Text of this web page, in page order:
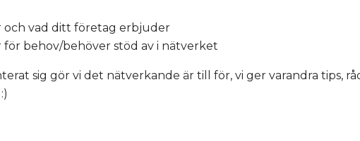
och vad ditt företag erbjuder
för behov/behöver stöd av i nätverket
sig gör vi det nätverkande är till för, vi ger varandra tips,